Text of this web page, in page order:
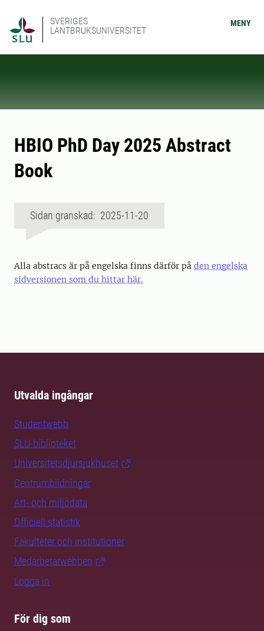
SVERIGES
LANTBRUKSUNIVERSITET
MENY
HBIO PhD Day 2025 Abstract
Book
Sidan granskad: 2025-11-20
Alla abstracs är på engelska finns därför på den engelska
sidversionen som du hittar här.
Utvalda ingångar
Studentwebb
SLU-biblioteket
Universitetsdjursjukhuset
Centrumbildningar
Art- och miljödata
Officiell statistik
Fakulteter och institutioner
Medarbetarwebben
Logga in
För dig som